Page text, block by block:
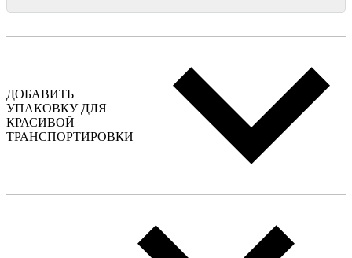
ДОБАВИТЬ
УПАКОВКУ ДЛЯ
КРАСИВОЙ
ТРАНСПОРТИРОВКИ